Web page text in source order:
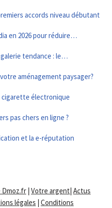
accords niveau débutant
en 2026 pour réduire…
tendance : le…
aménagement paysager?
cigarette électronique
pas chers en ligne ?
et la e-réputation
Dmoz.fr Votre argent Actus
légales Conditions